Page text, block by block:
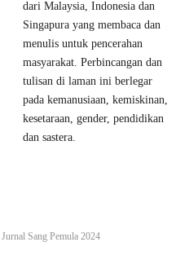
dari Malaysia, Indonesia dan
Singapura yang membaca dan
menulis untuk pencerahan
masyarakat. Perbincangan dan
tulisan di laman ini berlegar
pada kemanusiaan, kemiskinan,
kesetaraan, gender, pendidikan
dan sastera.
Jurnal Sang Pemula 2024